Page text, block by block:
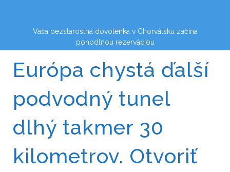
Vaša bezstarostná dovolenka v Chorvátsku začína
pohodlnou rezerváciou
Európa chystá ďalší
podvodný tunel
dlhý takmer 30
kilometrov. Otvoriť